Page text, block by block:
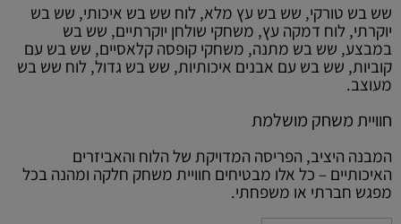
שש בש טורקי, שש בש עץ מלא, לוח שש בש איכותי, שש בש
יוקרתי, לוח דמקה עץ, משחקי שולחן יוקרתיים, שש בש
במבצע, שש בש מתנה, משחקי קופסה קלאסיים, שש בש עם
קוביות, שש בש עם אבנים איכותיות, שש בש גדול, לוח שש בש
מעוצב.
חוויית משחק מושלמת
המבנה היציב, הפריסה המדויקת של הלוח והאביזרים
האיכותיים – כל אלו מבטיחים חוויית משחק חלקה ומהנה בכל
מפגש חברתי או משפחתי.